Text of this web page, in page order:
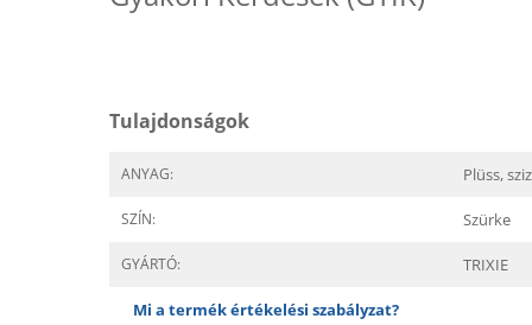
Tulajdonságok
ANYAG: Plüss,
SZÍN: Szürke
GYÁRTÓ: TRIXIE
Mi a termék értékelési szabályzat?